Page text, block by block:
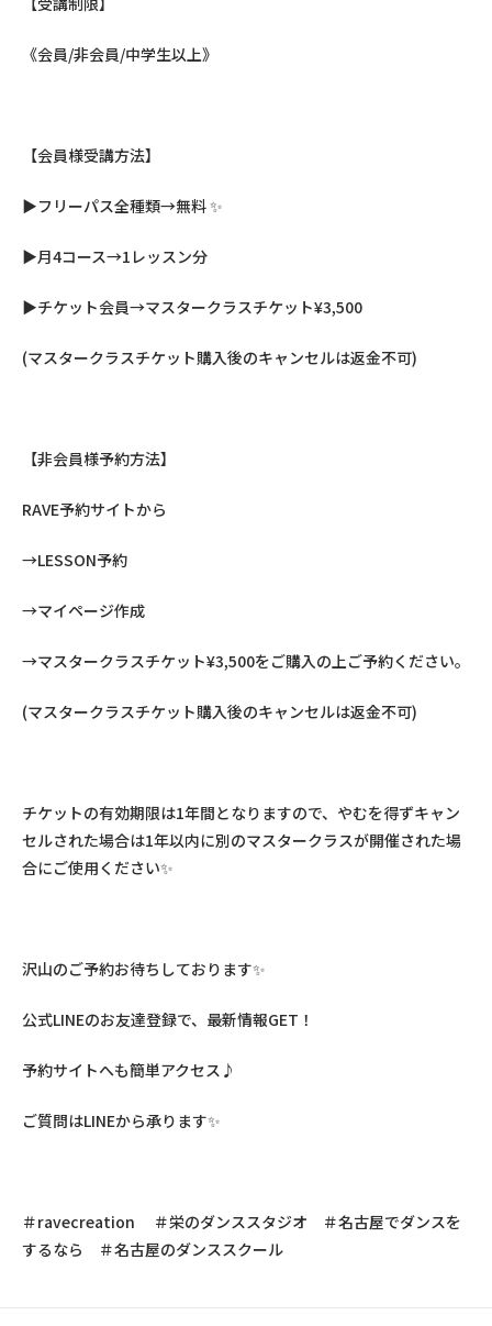
《会員/非会員/中学生以上》
【会員様受講方法】
▶︎フリーパス全種類→無料 ✨
▶︎月4コース→1レッスン分
▶︎チケット会員→マスタークラスチケット¥3,500
(マスタークラスチケット購入後のキャンセルは返金不可)
【非会員様予約方法】
RAVE予約サイトから
→LESSON予約
→マイページ作成
→マスタークラスチケット¥3,500をご購入の上ご予約ください。
(マスタークラスチケット購入後のキャンセルは返金不可)
チケットの有効期限は1年間となりますので、やむを得ずキャン
セルされた場合は1年以内に別のマスタークラスが開催された場
合にご使用ください✨
沢山のご予約お待ちしております✨
公式LINEのお友達登録で、最新情報GET！
予約サイトへも簡単アクセス♪
ご質問はLINEから承ります✨
＃ravecreation
＃栄のダンススタジオ ＃名古屋でダンスを
するなら ＃名古屋のダンススクール